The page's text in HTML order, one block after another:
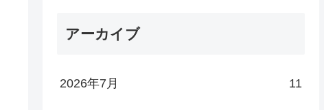
アーカイブ
2026年7月 11